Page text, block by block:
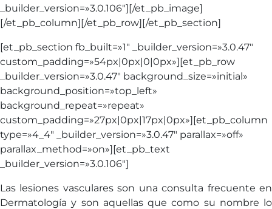
_builder_version=»3.0.106″][/et_pb_image]
[/et_pb_column][/et_pb_row][/et_pb_section]
[et_pb_section fb_built=»1″ _builder_version=»3.0.47″
custom_padding=»54px|0px|0|0px»][et_pb_row
_builder_version=»3.0.47″ background_size=»initial»
background_position=»top_left»
background_repeat=»repeat»
custom_padding=»27px|0px|17px|0px»][et_pb_column
type=»4_4″ _builder_version=»3.0.47″ parallax=»off»
parallax_method=»on»][et_pb_text
_builder_version=»3.0.106″]
Las lesiones vasculares son una consulta frecuente en
Dermatología y son aquellas que como su nombre lo